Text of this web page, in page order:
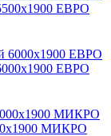
ЕВРО
ЕВРО
МИКРО